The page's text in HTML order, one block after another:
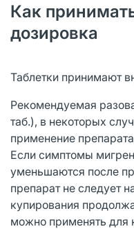
Как
дозировка
Таблетки принимают
Рекомендуемая
таб.), в некоторых
применение
Если симптомы
уменьшаются после
препарат не следует
купирования
можно применять для